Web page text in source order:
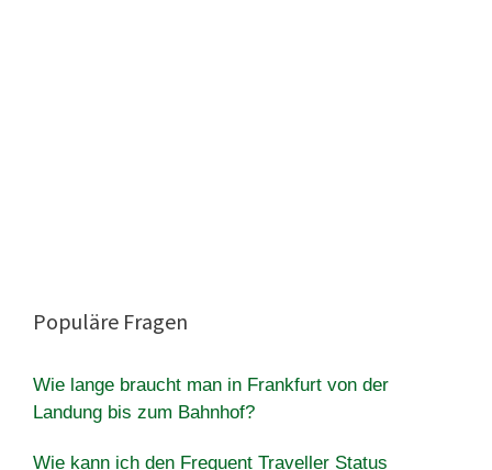
Populäre Fragen
Wie lange braucht man in Frankfurt von der
Landung bis zum Bahnhof?
Wie kann ich den Frequent Traveller Status